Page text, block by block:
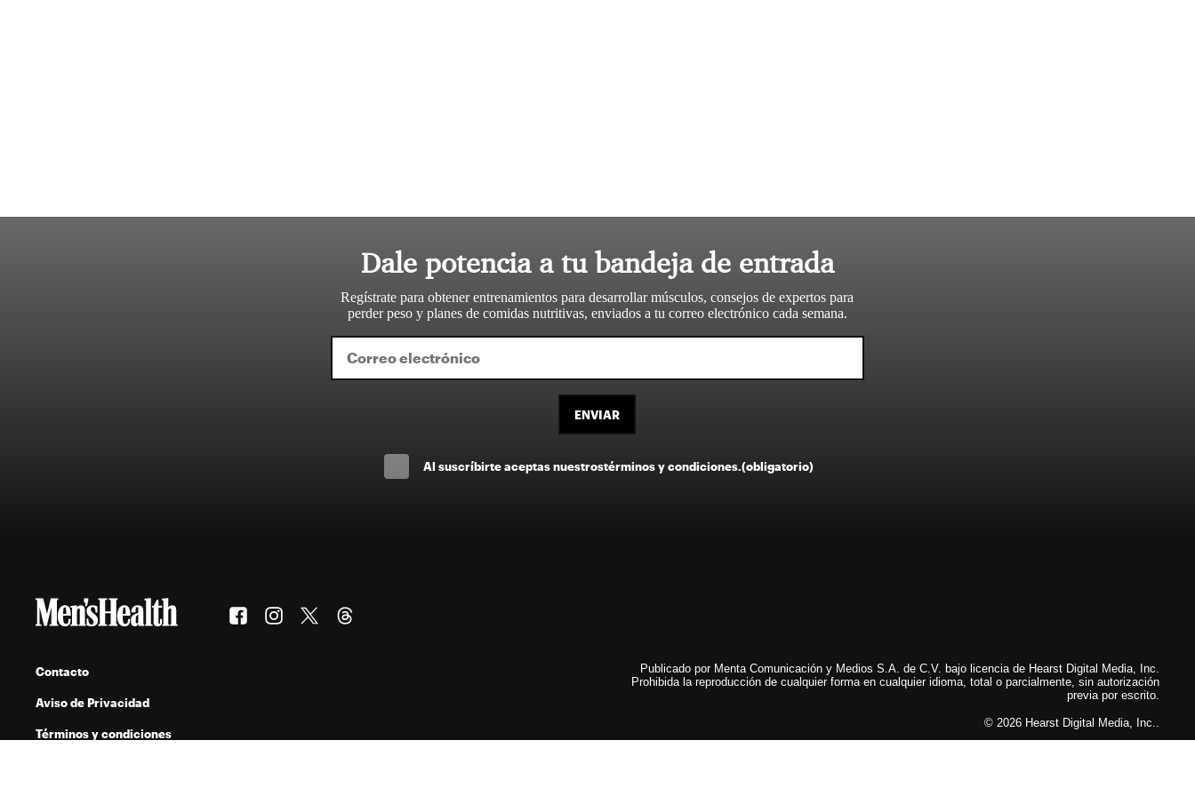
Dale potencia a tu bandeja de entrada
Regístrate para obtener entrenamientos para desarrollar músculos, consejos de expertos para
perder peso y planes de comidas nutritivas, enviados a tu correo electrónico cada semana.
ENVIAR
Al suscríbirte aceptas nuestrostérminos y condiciones.(obligatorio)
Contacto
Aviso de Privacidad
Términos y condiciones
Publicado por Menta Comunicación y Medios S.A. de C.V. bajo licencia de Hearst Digital Media, Inc.
Prohibida la reproducción de cualquier forma en cualquier idioma, total o parcialmente, sin autorización
previa por escrito.
© 2026 Hearst Digital Media, Inc..